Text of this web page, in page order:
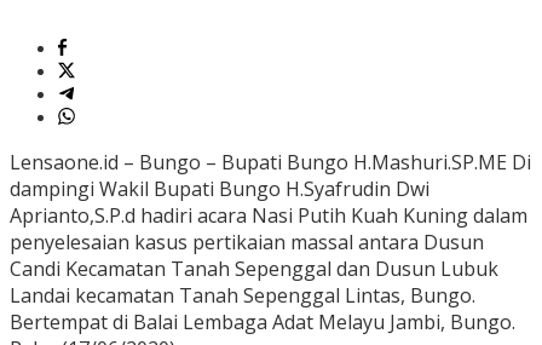
Lensaone.id – Bungo – Bupati Bungo H.Mashuri.SP.ME Di
dampingi Wakil Bupati Bungo H.Syafrudin Dwi
Aprianto,S.P.d hadiri acara Nasi Putih Kuah Kuning dalam
penyelesaian kasus pertikaian massal antara Dusun
Candi Kecamatan Tanah Sepenggal dan Dusun Lubuk
Landai kecamatan Tanah Sepenggal Lintas, Bungo.
Bertempat di Balai Lembaga Adat Melayu Jambi, Bungo.